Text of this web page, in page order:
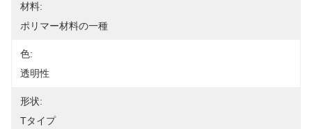
材料:
ポリマー材料の一種
色:
透明性
形状:
Tタイプ